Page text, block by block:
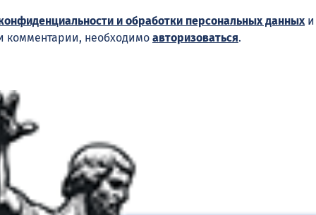
и обработки персональных данных
комментарии, необходимо авторизоваться.